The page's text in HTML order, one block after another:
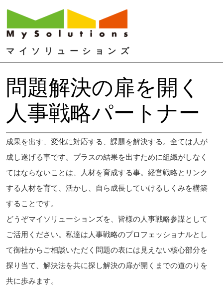
マイソリューションズ
問題解決の扉を開く
人事戦略パートナー
成果を出す、変化に対応する、課題を解決する。全ては人が
成し遂げる事です。プラスの結果を出すために組織がしなく
てはならないことは、人材を育成する事。経営戦略とリンク
する人材を育て、活かし、自ら成長していけるしくみを構築
することです。
どうぞマイソリューションズを、皆様の人事戦略参謀として
ご活用ください。私達は人事戦略のプロフェッショナルとし
て御社からご相談いただく問題の表には見えない核心部分を
探り当て、解決法を共に探し解決の扉が開くまでの道のりを
共に歩みます。